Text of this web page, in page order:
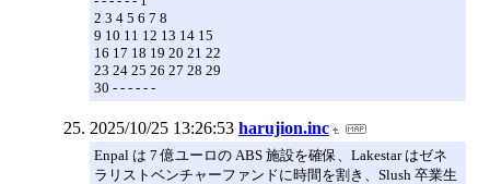
2 3 4 5 6 7 8
9 10 11 12 13 14 15
16 17 18 19 20 21 22
23 24 25 26 27 28 29
30 - - - - - -
2025/10/25 13:26:53 harujion.inc
Enpal は 7 億ユーロの ABS 施設を確保、Lakestar はゼネ
ラリストベンチャーファンドに時間を割き、Slush 卒業生